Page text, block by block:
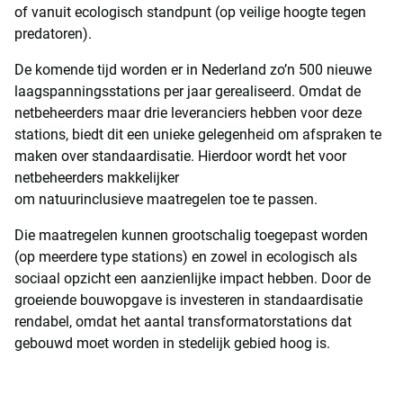
of vanuit ecologisch standpunt (op veilige hoogte tegen
predatoren).
De komende tijd worden er in Nederland zo’n 500 nieuwe
laagspanningsstations per jaar gerealiseerd. Omdat de
netbeheerders maar drie leveranciers hebben voor deze
stations, biedt dit een unieke gelegenheid om afspraken te
maken over standaardisatie. Hierdoor wordt het voor
netbeheerders makkelijker
om natuurinclusieve maatregelen toe te passen.
Die maatregelen kunnen grootschalig toegepast worden
(op meerdere type stations) en zowel in ecologisch als
sociaal opzicht een aanzienlijke impact hebben. Door de
groeiende bouwopgave is investeren in standaardisatie
rendabel, omdat het aantal transformatorstations dat
gebouwd moet worden in stedelijk gebied hoog is.